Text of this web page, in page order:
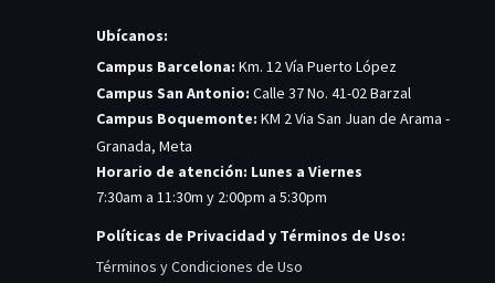
Ubícanos:
Campus Barcelona: Km. 12 Vía Puerto López
Campus San Antonio: Calle 37 No. 41-02 Barzal
Campus Boquemonte: KM 2 Via San Juan de Arama -
Granada, Meta
Horario de atención: Lunes a Viernes
7:30am a 11:30m y 2:00pm a 5:30pm
Políticas de Privacidad y Términos de Uso:
Términos y Condiciones de Uso